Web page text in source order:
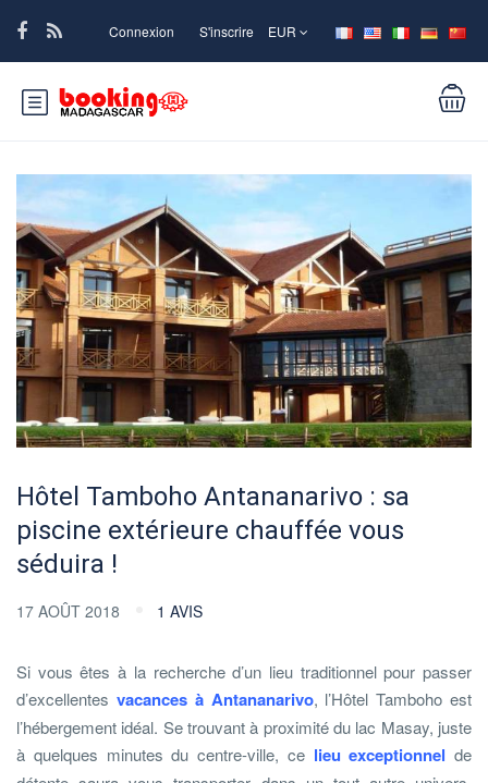
Connexion S'inscrire EUR
Hôtel Tamboho Antananarivo : sa
piscine extérieure chauffée vous
séduira !
17 AOÛT 2018 1 AVIS
Si vous êtes à la recherche d’un lieu traditionnel pour passer
d’excellentes vacances à Antananarivo, l’Hôtel Tamboho est
l’hébergement idéal. Se trouvant à proximité du lac Masay, juste
à quelques minutes du centre-ville, ce lieu exceptionnel de